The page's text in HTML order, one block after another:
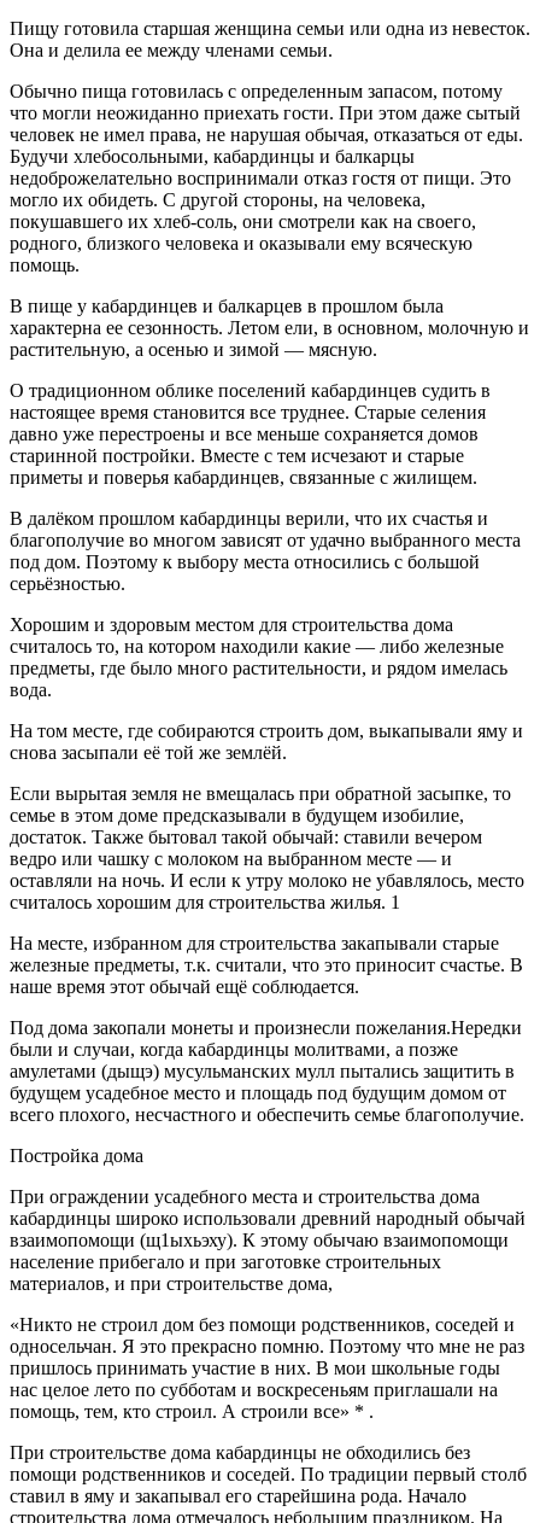
Пищу готовила старшая женщина семьи или одна из невесток.
Она и делила ее между членами семьи.
Обычно пища готовилась с определенным запасом, потому
что могли неожиданно приехать гости. При этом даже сытый
человек не имел права, не нарушая обычая, отказаться от еды.
Будучи хлебосольными, кабардинцы и балкарцы
недоброжелательно воспринимали отказ гостя от пищи. Это
могло их обидеть. С другой стороны, на человека,
покушавшего их хлеб-соль, они смотрели как на своего,
родного, близкого человека и оказывали ему всяческую
помощь.
В пище у кабардинцев и балкарцев в прошлом была
характерна ее сезонность. Летом ели, в основном, молочную и
растительную, а осенью и зимой — мясную.
О традиционном облике поселений кабардинцев судить в
настоящее время становится все труднее. Старые селения
давно уже перестроены и все меньше сохраняется домов
старинной постройки. Вместе с тем исчезают и старые
приметы и поверья кабардинцев, связанные с жилищем.
В далёком прошлом кабардинцы верили, что их счастья и
благополучие во многом зависят от удачно выбранного места
под дом. Поэтому к выбору места относились с большой
серьёзностью.
Хорошим и здоровым местом для строительства дома
считалось то, на котором находили какие — либо железные
предметы, где было много растительности, и рядом имелась
вода.
На том месте, где собираются строить дом, выкапывали яму и
снова засыпали её той же землёй.
Если вырытая земля не вмещалась при обратной засыпке, то
семье в этом доме предсказывали в будущем изобилие,
достаток. Также бытовал такой обычай: ставили вечером
ведро или чашку с молоком на выбранном месте — и
оставляли на ночь. И если к утру молоко не убавлялось, место
считалось хорошим для строительства жилья. 1
На месте, избранном для строительства закапывали старые
железные предметы, т.к. считали, что это приносит счастье. В
наше время этот обычай ещё соблюдается.
Под дома закопали монеты и произнесли пожелания.Нередки
были и случаи, когда кабардинцы молитвами, а позже
амулетами (дыщэ) мусульманских мулл пытались защитить в
будущем усадебное место и площадь под будущим домом от
всего плохого, несчастного и обеспечить семье благополучие.
Постройка дома
При ограждении усадебного места и строительства дома
кабардинцы широко использовали древний народный обычай
взаимопомощи (щ1ыхьэху). К этому обычаю взаимопомощи
население прибегало и при заготовке строительных
материалов, и при строительстве дома,
«Никто не строил дом без помощи родственников, соседей и
односельчан. Я это прекрасно помню. Поэтому что мне не раз
пришлось принимать участие в них. В мои школьные годы
нас целое лето по субботам и воскресеньям приглашали на
помощь, тем, кто строил. А строили все» * .
При строительстве дома кабардинцы не обходились без
помощи родственников и соседей. По традиции первый столб
ставил в яму и закапывал его старейшина рода. Начало
строительства дома отмечалось небольшим праздником. На